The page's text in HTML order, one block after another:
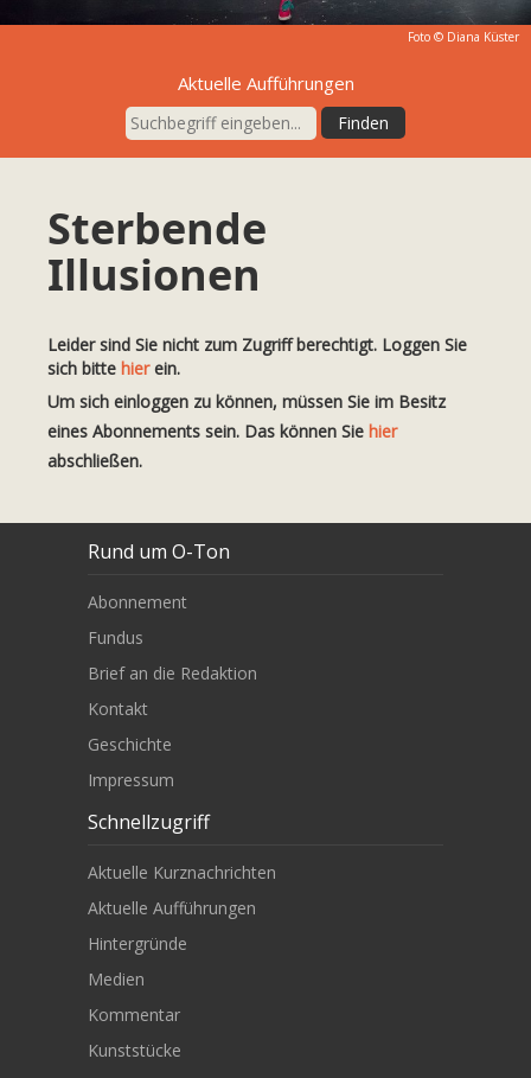
Foto © Diana Küster
Aktuelle Aufführungen
Sterbende
Illusionen
Leider sind Sie nicht zum Zugriff berechtigt. Loggen Sie
sich bitte hierein.
Um sich einloggen zu können, müssen Sie im Besitz
eines Abonnements sein. Das können Sie hier
abschließen.
Rund um O-Ton
Abonnement
Fundus
Brief an die Redaktion
Kontakt
Geschichte
Impressum
Schnellzugriff
Aktuelle Kurznachrichten
Aktuelle Aufführungen
Hintergründe
Medien
Kommentar
Kunststücke